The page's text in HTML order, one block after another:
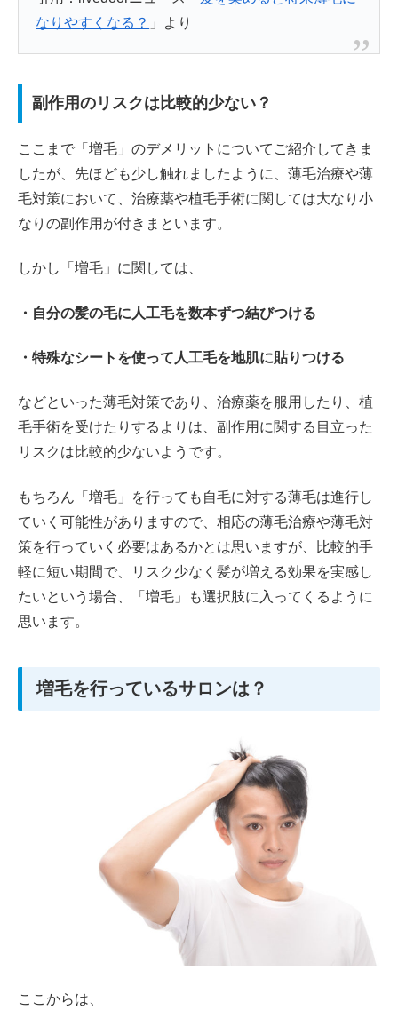
なりやすくなる？ 」より
副作用のリスクは比較的少ない？
ここまで「増毛」のデメリットについてご紹介してきま
したが、先ほども少し触れましたように、薄毛治療や薄
毛対策において、治療薬や植毛手術に関しては大なり小
なりの副作用が付きまといます。
しかし「増毛」に関しては、
・自分の髪の毛に人工毛を数本ずつ結びつける
・特殊なシートを使って人工毛を地肌に貼りつける
などといった薄毛対策であり、治療薬を服用したり、植
毛手術を受けたりするよりは、副作用に関する目立った
リスクは比較的少ないようです。
もちろん「増毛」を行っても自毛に対する薄毛は進行し
ていく可能性がありますので、相応の薄毛治療や薄毛対
策を行っていく必要はあるかとは思いますが、比較的手
軽に短い期間で、リスク少なく髪が増える効果を実感し
たいという場合、「増毛」も選択肢に入ってくるように
思います。
増毛を行っているサロンは？
ここからは、